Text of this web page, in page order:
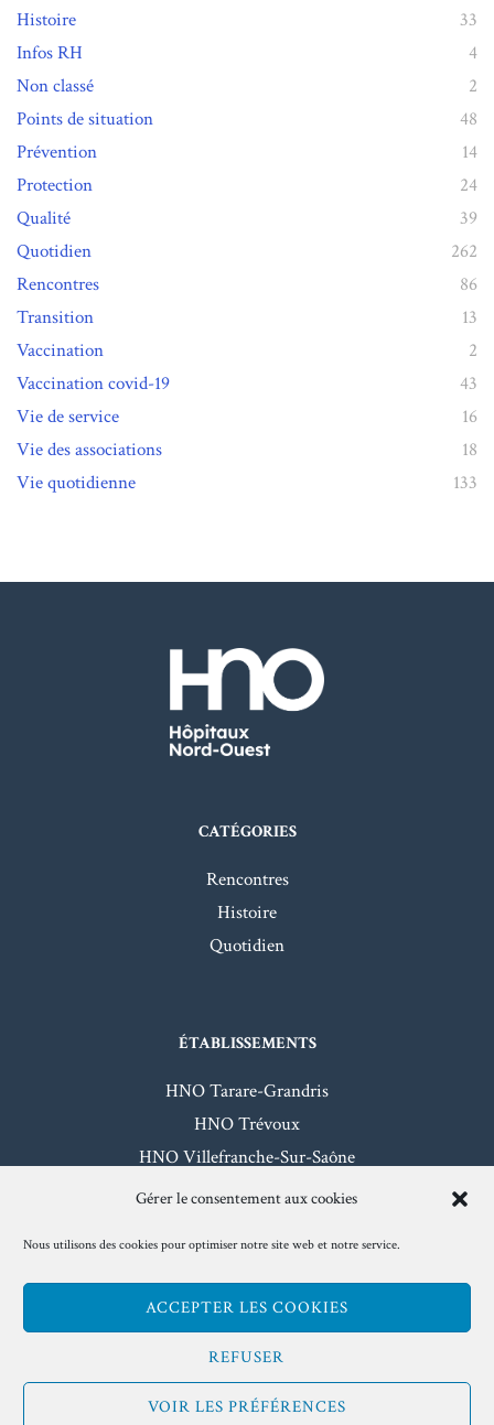
Gérer le consentement aux cookies
Nous utilisons des cookies pour optimiser notre site web et notre service.
ACCEPTER LES COOKIES
REFUSER
VOIR LES PRÉFÉRENCES
Histoire
33
Infos RH
4
Non classé
2
Points de situation
48
Prévention
14
Protection
24
Qualité
39
Quotidien
262
Rencontres
86
Transition
13
Vaccination
2
Vaccination covid-19
43
Vie de service
16
Vie des associations
18
Vie quotidienne
133
CATÉGORIES
Rencontres
Histoire
Quotidien
ÉTABLISSEMENTS
HNO Tarare-Grandris
HNO Trévoux
HNO Villefranche-Sur-Saône
HNO Beaujeu-Belleville
www.hno.fr
FacebookTwitterInstagramLinkedin